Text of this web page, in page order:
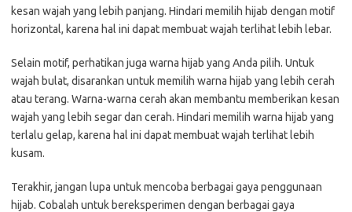
kesan wajah yang lebih panjang. Hindari memilih hijab dengan motif
horizontal, karena hal ini dapat membuat wajah terlihat lebih lebar.
Selain motif, perhatikan juga warna hijab yang Anda pilih. Untuk
wajah bulat, disarankan untuk memilih warna hijab yang lebih cerah
atau terang. Warna-warna cerah akan membantu memberikan kesan
wajah yang lebih segar dan cerah. Hindari memilih warna hijab yang
terlalu gelap, karena hal ini dapat membuat wajah terlihat lebih
kusam.
Terakhir, jangan lupa untuk mencoba berbagai gaya penggunaan
hijab. Cobalah untuk bereksperimen dengan berbagai gaya